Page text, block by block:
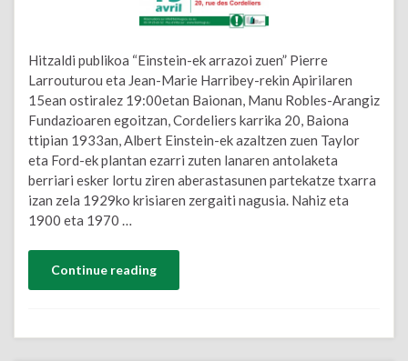
Hitzaldi publikoa “Einstein-ek arrazoi zuen” Pierre
Larrouturou eta Jean-Marie Harribey-rekin Apirilaren
15ean ostiralez 19:00etan Baionan, Manu Robles-Arangiz
Fundazioaren egoitzan, Cordeliers karrika 20, Baiona
ttipian 1933an, Albert Einstein-ek azaltzen zuen Taylor
eta Ford-ek plantan ezarri zuten lanaren antolaketa
berriari esker lortu ziren aberastasunen partekatze txarra
izan zela 1929ko krisiaren zergaiti nagusia. Nahiz eta
1900 eta 1970 …
Continue reading